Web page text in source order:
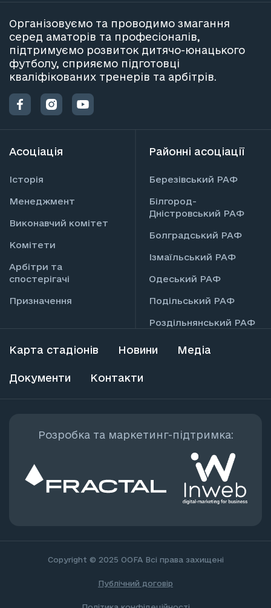
Організовуємо та проводимо змагання
серед аматорів та професіоналів,
підтримуємо розвиток дитячо-юнацького
футболу, сприяємо підготовці
кваліфікованих тренерів та арбітрів.
Асоціація
Історія
Менеджмент
Виконавчий комітет
Комітети
Арбітри та
спостерігачі
Призначення
Районні асоціації
Березівський РАФ
Білгород-
Дністровський РАФ
Болградський РАФ
Ізмаїльський РАФ
Одеський РАФ
Подільський РАФ
Роздільнянський РАФ
Карта стадіонів Новини Медіа
Документи Контакти
Розробка та маркетинг-підтримка:
Copyright © 2025 OOFAВсі права захищені
Публічний договір